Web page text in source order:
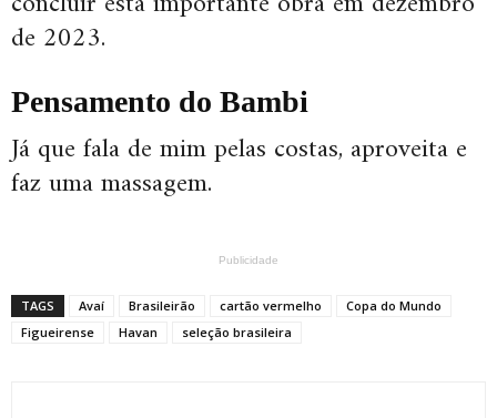
de 2023.
Pensamento do Bambi
Já que fala de mim pelas costas, aproveita e
faz uma massagem.
Publicidade
TAGS Avaí Brasileirão cartão vermelho
Copa do Mundo
Figueirense
Havan seleção brasileira